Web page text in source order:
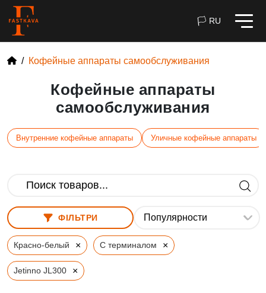
🏳 RU
Кофейные аппараты самообслуживания
Кофейные аппараты
самообслуживания
Внутренние кофейные аппараты Уличные кофейные аппараты
ФІЛЬТРИ
Красно-белый × С терминалом ×
Jetinno JL300 ×